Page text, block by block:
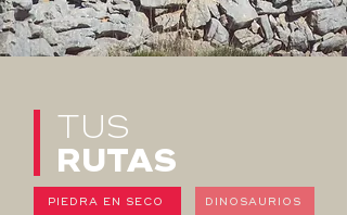
TUS
RUTAS
PIEDRA EN SECO DINOSAURIOS